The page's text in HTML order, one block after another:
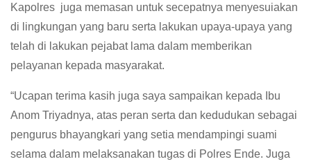
Kapolres juga memasan untuk secepatnya menyesuiakan
di lingkungan yang baru serta lakukan upaya-upaya yang
telah di lakukan pejabat lama dalam memberikan
pelayanan kepada masyarakat.
“Ucapan terima kasih juga saya sampaikan kepada Ibu
Anom Triyadnya, atas peran serta dan kedudukan sebagai
pengurus bhayangkari yang setia mendampingi suami
selama dalam melaksanakan tugas di Polres Ende. Juga